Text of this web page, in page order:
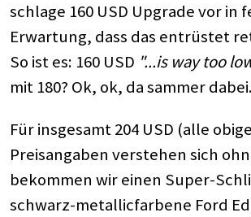
schlage 160 USD Upgrade vor in
Erwartung, dass das entrüstet
So ist es: 160 USD "...is way too
mit 180? Ok, ok, da sammer
Für insgesamt 204 USD (alle
Preisangaben verstehen sich
bekommen wir einen Super-
schwarz-metallicfarbene Ford